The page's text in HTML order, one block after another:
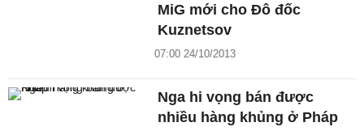
MiG mới cho Đô đốc
Kuznetsov
07:00 24/10/2013
Nga hi vọng bán được
nhiều hàng khủng ở Pháp